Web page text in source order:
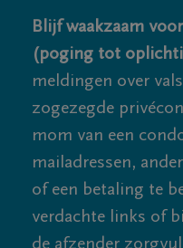
Blijf waakzaam
(poging tot
meldingen over
zogezegde
mom van een
mailadressen,
of een betaling te
verdachte links of
de afzender